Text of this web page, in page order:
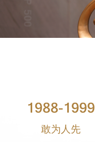
1988-1999
敢为人先